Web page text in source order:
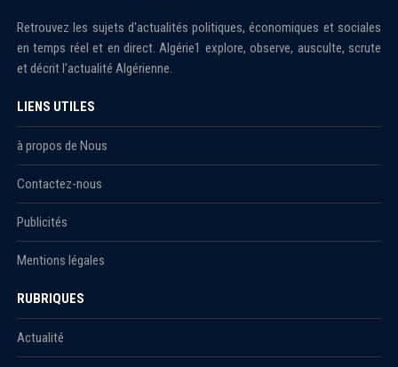
Retrouvez les sujets d'actualités politiques, économiques et sociales
en temps réel et en direct. Algérie1 explore, observe, ausculte, scrute
et décrit l'actualité Algérienne.
LIENS UTILES
à propos de Nous
Contactez-nous
Publicités
Mentions légales
RUBRIQUES
Actualité